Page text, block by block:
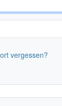
vergessen?